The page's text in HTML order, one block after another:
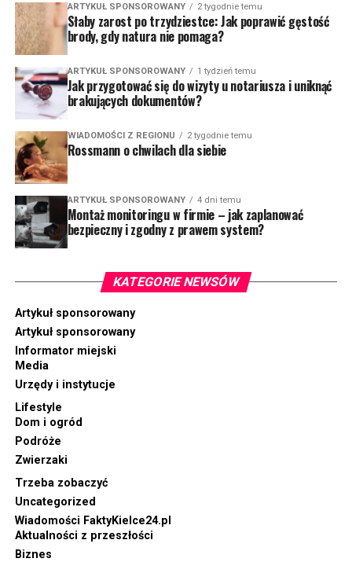
ARTYKUŁ SPONSOROWANY 2 tygodnie temu
Słaby zarost po trzydziestce: Jak poprawić gęstość
brody, gdy natura nie pomaga?
ARTYKUŁ SPONSOROWANY 1 tydzień temu
Jak przygotować się do wizyty u notariusza i uniknąć
brakujących dokumentów?
WIADOMOŚCI Z REGIONU 2 tygodnie temu
Rossmann o chwilach dla siebie
ARTYKUŁ SPONSOROWANY 4 dni temu
Montaż monitoringu w firmie – jak zaplanować
bezpieczny i zgodny z prawem system?
KATEGORIE NEWSÓW
Artykuł sponsorowany
Artykuł sponsorowany
Informator miejski
Media
Urzędy i instytucje
Lifestyle
Dom i ogród
Podróże
Zwierzaki
Trzeba zobaczyć
Uncategorized
Wiadomości FaktyKielce24.pl
Aktualności z przeszłości
Biznes